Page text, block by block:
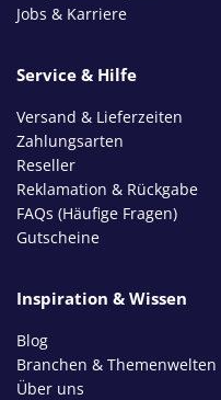
Jobs & Karriere
Service & Hilfe
Versand & Lieferzeiten
Zahlungsarten
Reseller
Reklamation & Rückgabe
FAQs (Häufige Fragen)
Gutscheine
Inspiration & Wissen
Blog
Branchen & Themenwelten
Über uns